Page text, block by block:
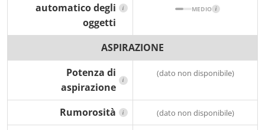
automatico degli
oggetti
i MEDIO i
ASPIRAZIONE
Potenza di
aspirazione
i
(dato non disponibile)
Rumorosità i (dato non disponibile)